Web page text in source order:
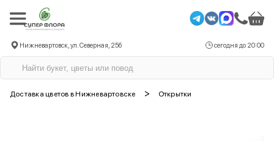
Нижневартовск, ул. Северная, 25б сегодня до 20:00
Доставка цветов в Нижневартовске > Открытки